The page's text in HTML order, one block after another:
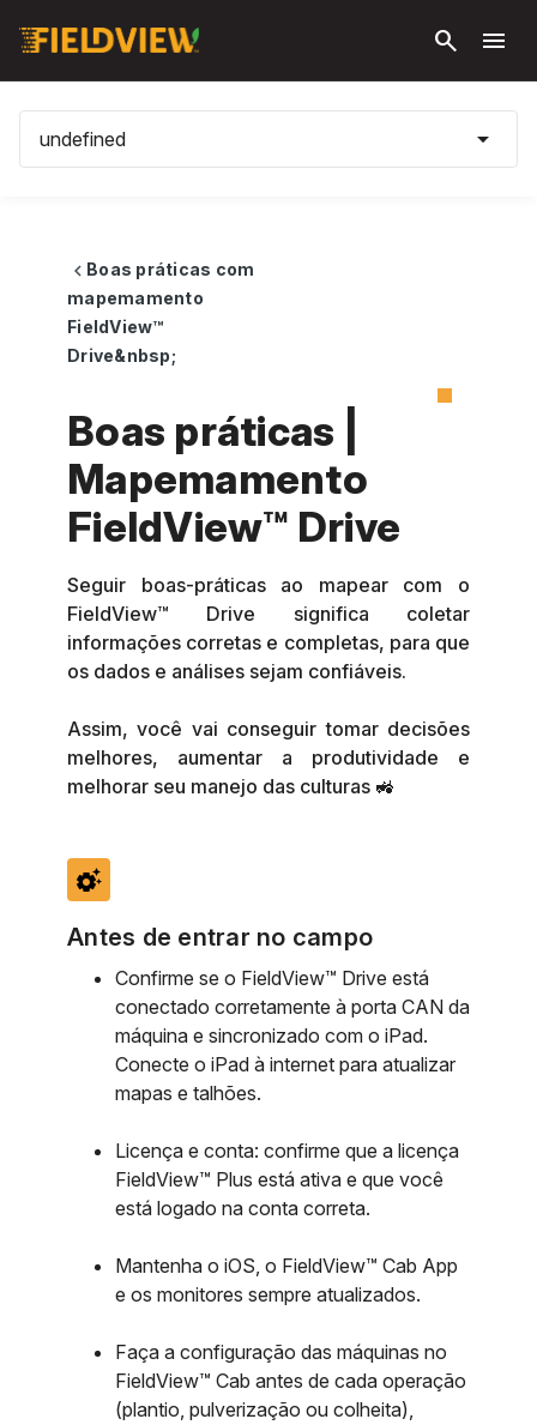
principal
search menu
undefined arrow_drop_down
chevron_leftBoas práticas com
mapemamento
FieldView™
Drive&nbsp;
Boas práticas |
Mapemamento
FieldView™ Drive
Seguir boas-práticas ao mapear com o
FieldView™ Drive significa coletar
informações corretas e completas, para que
os dados e análises sejam confiáveis.
Assim, você vai conseguir tomar decisões
melhores, aumentar a produtividade e
melhorar seu manejo das culturas 🚜
settings_suggest
Antes de entrar no campo
Confirme se o FieldView™ Drive está
conectado corretamente à porta CAN da
máquina e sincronizado com o iPad.
Conecte o iPad à internet para atualizar
mapas e talhões.
Licença e conta: confirme que a licença
FieldView™ Plus está ativa e que você
está logado na conta correta.
Mantenha o iOS, o FieldView™ Cab App
e os monitores sempre atualizados.
Faça a configuração das máquinas no
FieldView™ Cab antes de cada operação
(plantio, pulverização ou colheita),